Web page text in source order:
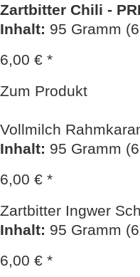
Zartbitter Chili -
Inhalt: 95 Gramm
6,00 € *
Zum Produkt
Vollmilch
Inhalt: 95 Gramm
6,00 € *
Zartbitter Ingwer
Inhalt: 95 Gramm
6,00 € *